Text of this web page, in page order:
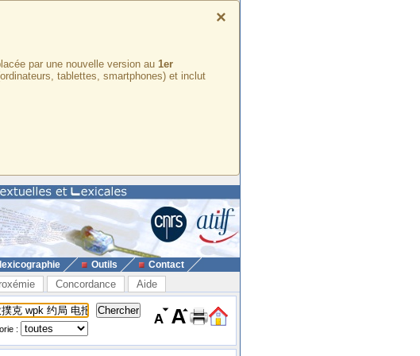
×
par une nouvelle version au 1er
tablettes, smartphones) et inclut
Outils Contact
Concordance Aide
: